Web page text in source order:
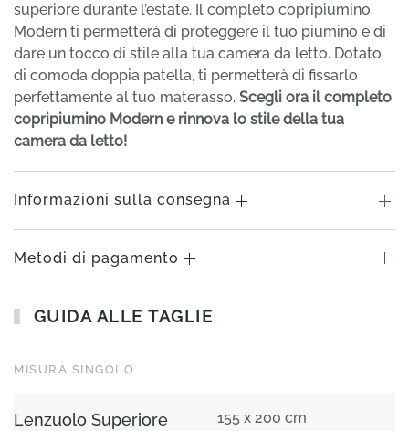
superiore durante l’estate. Il completo copripiumino
Modern ti permetterà di proteggere il tuo piumino e di
dare un tocco di stile alla tua camera da letto. Dotato
di comoda doppia patella, ti permetterà di fissarlo
perfettamente al tuo materasso. Scegli ora il completo
copripiumino Modern e rinnova lo stile della tua
camera da letto!
Informazioni sulla consegna
Metodi di pagamento
GUIDA ALLE TAGLIE
MISURA SINGOLO
Lenzuolo Superiore 155 x 200 cm